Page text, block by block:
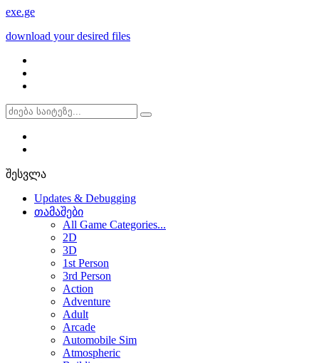
exe.ge
download your desired files
შესვლა
Updates & Debugging
თამაშები
All Game Categories...
2D
3D
1st Person
3rd Person
Action
Adventure
Adult
Arcade
Automobile Sim
Atmospheric